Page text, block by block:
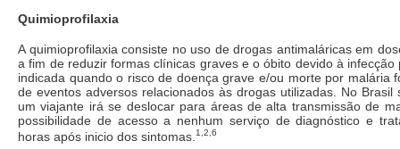
Quimioprofilaxia
A quimioprofilaxia consiste no uso de drogas antimaláricas em
a fim de reduzir formas clínicas graves e o óbito devido à
indicada quando o risco de doença grave e/ou morte por malária
de eventos adversos relacionados às drogas utilizadas. No Brasil
um viajante irá se deslocar para áreas de alta transmissão de
possibilidade de acesso a nenhum serviço de diagnóstico e
horas após inicio dos sintomas. 1,2,6